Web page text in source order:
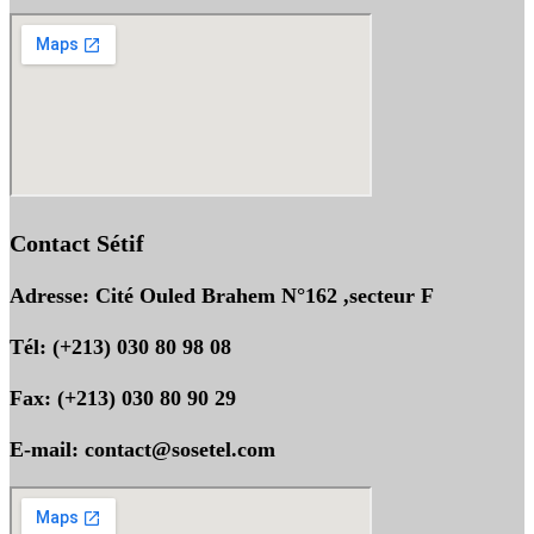
Contact Sétif
Adresse: Cité Ouled Brahem N°162 ,secteur F
Tél: (+213) 030 80 98 08
Fax: (+213) 030 80 90 29
E-mail: contact@sosetel.com